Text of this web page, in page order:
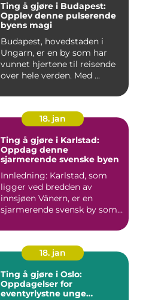
Ting å gjøre i Budapest:
Opplev denne pulserende
byens magi
Budapest, hovedstaden i
Ungarn, er en by som har
vunnet hjertene til reisende
over hele verden. Med ...
18. jan
Ting å gjøre i Karlstad:
Oppdag denne
sjarmerende svenske byen
Innledning: Karlstad, som
ligger ved bredden av
innsjøen Vänern, er en
sjarmerende svensk by som
18. jan
Ting å gjøre i Oslo:
Oppdagelser for
eventyrlystne unge